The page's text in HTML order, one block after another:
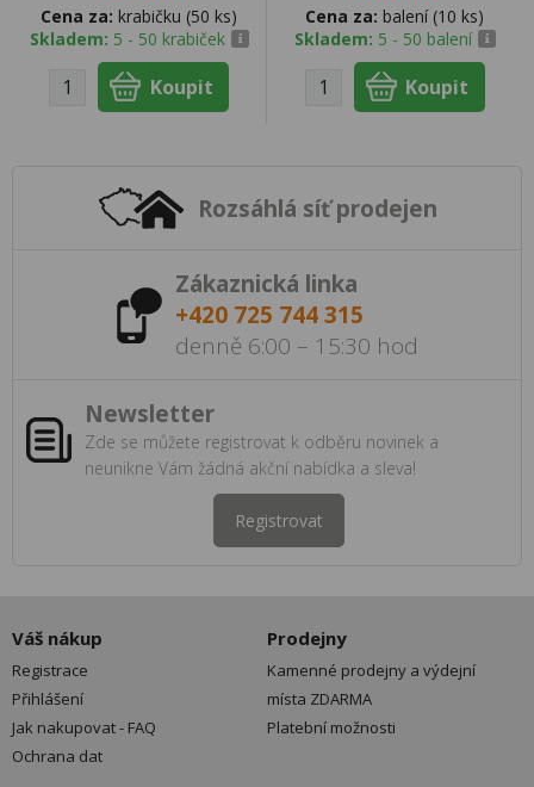
Cena za: krabičku (50 ks)
Skladem: 5 - 50 krabiček
Cena za: balení (10 ks)
Skladem: 5 - 50 balení
Rozsáhlá síť prodejen
Zákaznická linka
+420 725 744 315
denně 6:00 – 15:30 hod
Newsletter
Zde se můžete registrovat k odběru novinek a
neunikne Vám žádná akční nabídka a sleva!
Registrovat
Váš nákup
Registrace
Přihlášení
Jak nakupovat - FAQ
Ochrana dat
Prodejny
Kamenné prodejny a výdejní
místa ZDARMA
Platební možnosti